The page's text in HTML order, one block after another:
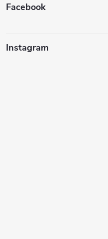
Facebook
Instagram